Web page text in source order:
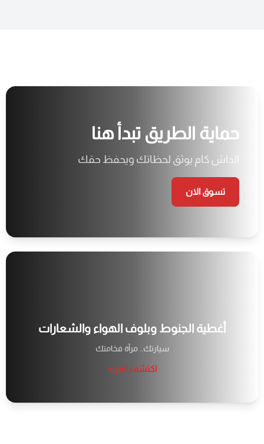
حماية الطريق تبدأ هنا
الداش كام يوثق لحظاتك ويحفظ حقك
تسوق الان
أغطية الجنوط وبلوف الهواء والشعارات
سيارتك.. مرآة فخامتك
اكتشف المزيد